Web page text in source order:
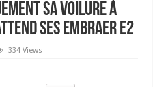
sa voilure à
ses Embraer E2
334 Views